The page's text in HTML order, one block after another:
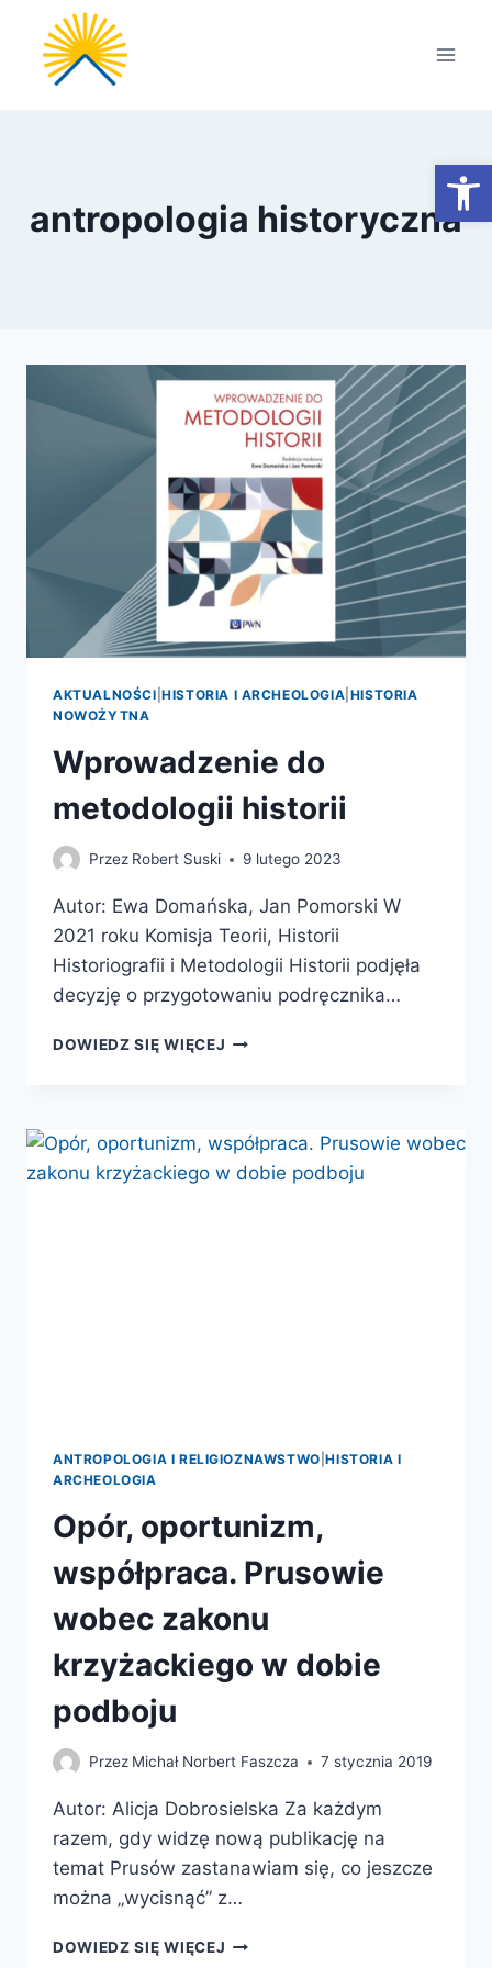
Przejdź
treści
antropologia historyczna
AKTUALNOŚCI |HISTORIA I ARCHEOLOGIA HISTORIA
NOWOŻYTNA
Wprowadzenie do
metodologii historii
Przez Robert Suski 9 lutego 2023
Autor: Ewa Domańska, Jan Pomorski W
2021 roku Komisja Teorii, Historii
Historiografii i Metodologii Historii podjęła
decyzję o przygotowaniu podręcznika…
DOWIEDZ SIĘ WIĘCEJ WPROWADZENIE
ANTROPOLOGIA I RELIGIOZNAWSTWO |HISTORIA I
ARCHEOLOGIA
Opór, oportunizm,
współpraca. Prusowie
wobec zakonu
krzyżackiego w dobie
podboju
Przez Michał Norbert Faszcza 7 stycznia 2019
Autor: Alicja Dobrosielska Za każdym
razem, gdy widzę nową publikację na
temat Prusów zastanawiam się, co jeszcze
można „wycisnąć” z…
DOWIEDZ SIĘ WIĘCEJ OPÓR,